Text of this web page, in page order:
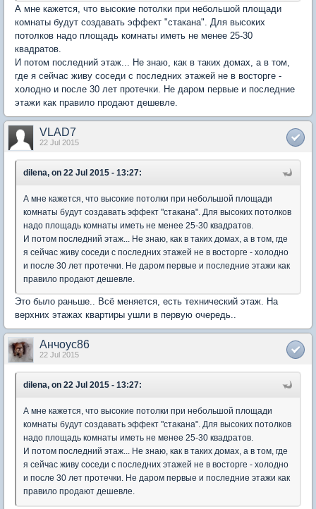
А мне кажется, что высокие потолки при небольшой площади
комнаты будут создавать эффект "стакана". Для высоких
потолков надо площадь комнаты иметь не менее 25-30
квадратов.
И потом последний этаж... Не знаю, как в таких домах, а в том,
где я сейчас живу соседи с последних этажей не в восторге -
холодно и после 30 лет протечки. Не даром первые и последние
этажи как правило продают дешевле.
VLAD7
22 Jul 2015
dilena, on 22 Jul 2015 - 13:27:
А мне кажется, что высокие потолки при небольшой площади
комнаты будут создавать эффект "стакана". Для высоких потолков
надо площадь комнаты иметь не менее 25-30 квадратов.
И потом последний этаж... Не знаю, как в таких домах, а в том, где
я сейчас живу соседи с последних этажей не в восторге - холодно
и после 30 лет протечки. Не даром первые и последние этажи как
правило продают дешевле.
Это было раньше.. Всё меняется, есть технический этаж. На
верхних этажах квартиры ушли в первую очередь..
Анчоус86
22 Jul 2015
dilena, on 22 Jul 2015 - 13:27:
А мне кажется, что высокие потолки при небольшой площади
комнаты будут создавать эффект "стакана". Для высоких потолков
надо площадь комнаты иметь не менее 25-30 квадратов.
И потом последний этаж... Не знаю, как в таких домах, а в том, где
я сейчас живу соседи с последних этажей не в восторге - холодно
и после 30 лет протечки. Не даром первые и последние этажи как
правило продают дешевле.